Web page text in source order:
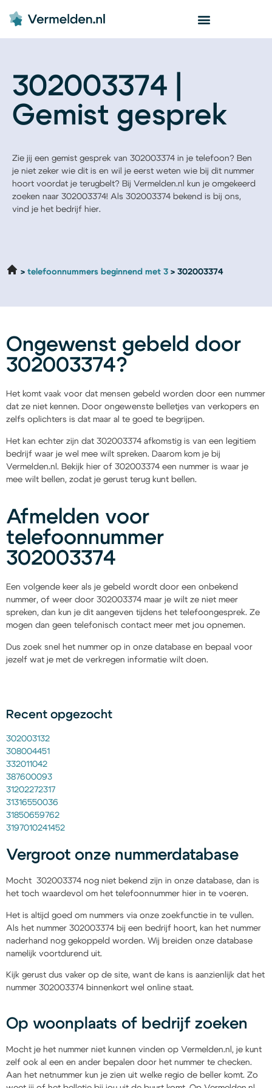
302003374 |
Gemist gesprek
Zie jij een gemist gesprek van 302003374 in je telefoon? Ben
je niet zeker wie dit is en wil je eerst weten wie bij dit nummer
hoort voordat je terugbelt? Bij Vermelden.nl kun je omgekeerd
zoeken naar 302003374! Als 302003374 bekend is bij ons,
vind je het bedrijf hier.
telefoonnummers beginnend met 3 302003374
Ongewenst gebeld door
302003374?
Het komt vaak voor dat mensen gebeld worden door een nummer
dat ze niet kennen. Door ongewenste belletjes van verkopers en
zelfs oplichters is dat maar al te goed te begrijpen.
Het kan echter zijn dat 302003374 afkomstig is van een legitiem
bedrijf waar je wel mee wilt spreken. Daarom kom je bij
Vermelden.nl. Bekijk hier of 302003374 een nummer is waar je
mee wilt bellen, zodat je gerust terug kunt bellen.
Afmelden voor
telefoonnummer
302003374
Een volgende keer als je gebeld wordt door een onbekend
nummer, of weer door 302003374 maar je wilt ze niet meer
spreken, dan kun je dit aangeven tijdens het telefoongesprek. Ze
mogen dan geen telefonisch contact meer met jou opnemen.
Dus zoek snel het nummer op in onze database en bepaal voor
jezelf wat je met de verkregen informatie wilt doen.
Recent opgezocht
302003132
308004451
332011042
387600093
31202272317
31316550036
31850659762
3197010241452
Vergroot onze nummerdatabase
Mocht 302003374 nog niet bekend zijn in onze database, dan is
het toch waardevol om het telefoonnummer hier in te voeren.
Het is altijd goed om nummers via onze zoekfunctie in te vullen.
Als het nummer 302003374 bij een bedrijf hoort, kan het nummer
naderhand nog gekoppeld worden. Wij breiden onze database
namelijk voortdurend uit.
Kijk gerust dus vaker op de site, want de kans is aanzienlijk dat het
nummer 302003374 binnenkort wel online staat.
Op woonplaats of bedrijf zoeken
Mocht je het nummer niet kunnen vinden op Vermelden.nl, je kunt
zelf ook al een en ander bepalen door het nummer te checken.
Aan het netnummer kun je zien uit welke regio de beller komt. Zo